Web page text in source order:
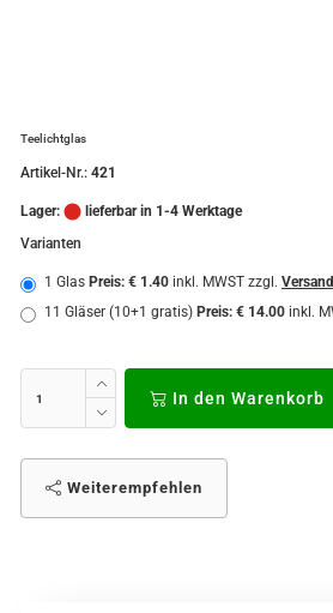
Teelichtglas
Artikel-Nr.: 421
Lager:
lieferbar in 1-4 Werktage
Varianten
1 Glas Preis: € 1.40 inkl. MWST zzgl.
11 Gläser (10+1 gratis) Preis: € 14.00 inkl.
In den Warenkorb
Weiterempfehlen